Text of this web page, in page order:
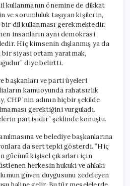
kullanmanın önemine de dikkat
ve sorumluluk taşıyan kişilerin,
dil kullanması gerekmektedir.
insanların aynı demokrasi
Hiç kimsenin dışlanmış ya da
bir siyasi ortam yaratmak,
diye belirtti.
başkanları ve parti üyeleri
kamuoyunda rahatsızlık
CHP’nin adının hiçbir şekilde
gerektiğini vurguladı.
partisidir” şeklinde konuştu.
ve belediye başkanlarına
da sert tepki gösterdi. “Hiç
gücünü kişisel çıkarları için
herkesin hukuki ve ahlaki
güven duygusunu zedeleyen